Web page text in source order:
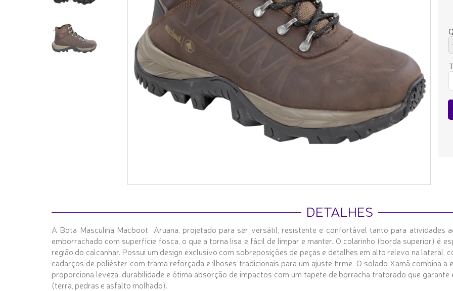
DETALHES
A Bota Masculina Macboot Aruana, projetado para ser versátil, resistente e confortável tanto para atividades
emborrachado com superfície fosca, o que a torna lisa e fácil de limpar e manter. O colarinho (borda superior) é
região do calcanhar. Possui um design exclusivo com sobreposições de peças e detalhes em alto relevo na lateral,
cadarços de poliéster com trama reforçada e ilhoses tradicionais para um ajuste firme. O solado Xamã combina
proporciona leveza, durabilidade e ótima absorção de impactos com um tapete de borracha tratorado que
(terra, pedras e asfalto molhado).